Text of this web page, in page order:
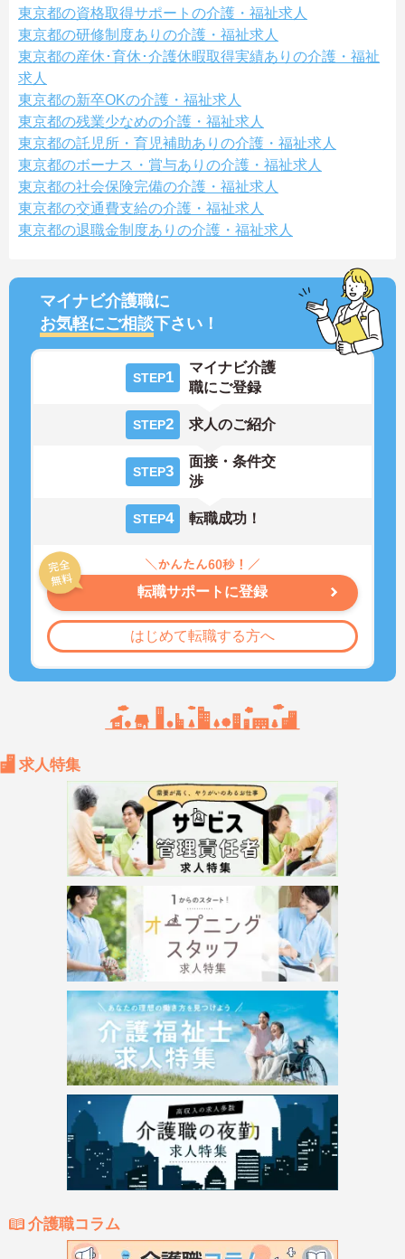
東京都の資格取得サポートの介護・福祉求人
東京都の研修制度ありの介護・福祉求人
東京都の産休･育休･介護休暇取得実績ありの介護・福祉
求人
東京都の新卒OKの介護・福祉求人
東京都の残業少なめの介護・福祉求人
東京都の託児所・育児補助ありの介護・福祉求人
東京都のボーナス・賞与ありの介護・福祉求人
東京都の社会保険完備の介護・福祉求人
東京都の交通費支給の介護・福祉求人
東京都の退職金制度ありの介護・福祉求人
マイナビ介護職に
お気軽にご相談下さい！
STEP1
マイナビ介護
職にご登録
STEP2 求人のご紹介
STEP3
面接・条件交
渉
STEP4 転職成功！
転職サポートに登録
はじめて転職する方へ
求人特集
介護職コラム